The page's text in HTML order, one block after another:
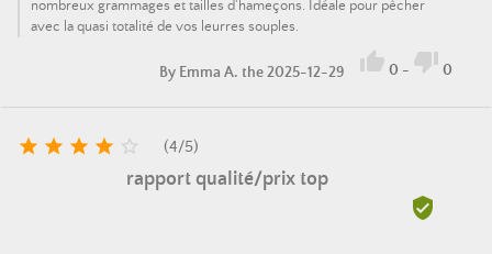
nombreux grammages et tailles d'hameçons. Idéale pour pêcher
avec la quasi totalité de vos leurres souples.
By Emma A. the 2025-12-29  0 -  0
     (4/5)
rapport qualité/prix top
